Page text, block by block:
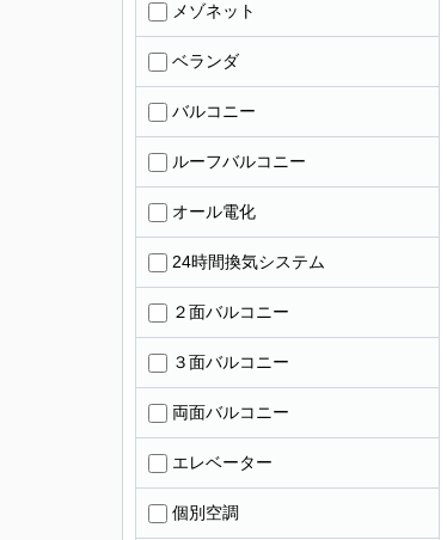
メゾネット
ベランダ
バルコニー
ルーフバルコニー
オール電化
24時間換気システム
２面バルコニー
３面バルコニー
両面バルコニー
エレベーター
個別空調